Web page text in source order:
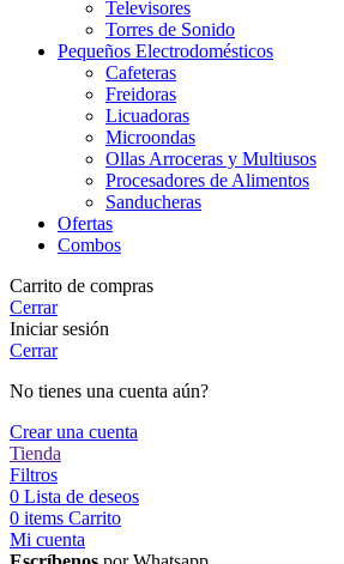
Televisores
Torres de Sonido
Pequeños Electrodomésticos
Cafeteras
Freidoras
Licuadoras
Microondas
Ollas Arroceras y Multiusos
Procesadores de Alimentos
Sanducheras
Ofertas
Combos
Carrito de compras
Cerrar
Iniciar sesión
Cerrar
No tienes una cuenta aún?
Crear una cuenta
Tienda
Filtros
0 Lista de deseos
0 items Carrito
Mi cuenta